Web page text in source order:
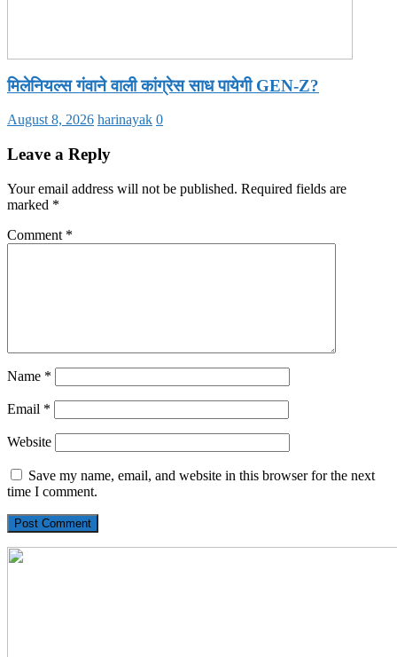
मिलेनियल्स गंवाने वाली कांग्रेस साध पायेगी GEN-Z?
August 8, 2026 harinayak 0
Leave a Reply
Your email address will not be published. Required fields are
marked *
Comment *
Name *
Email *
Website
Save my name, email, and website in this browser for the next
time I comment.